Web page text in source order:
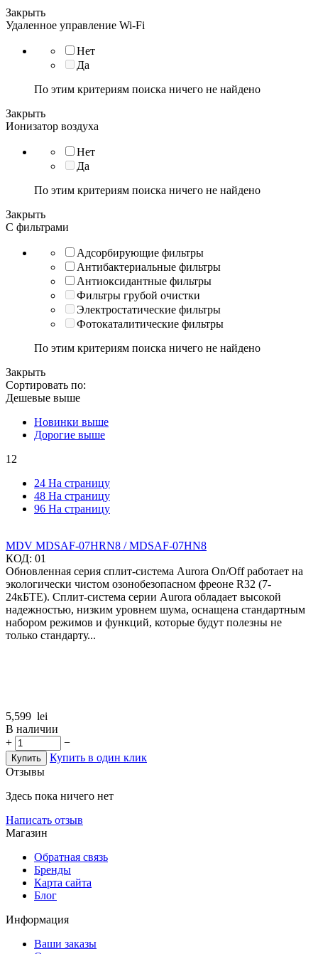
Закрыть
Удаленное управление Wi-Fi
Нет
Да
По этим критериям поиска ничего не найдено
Закрыть
Ионизатор воздуха
Нет
Да
По этим критериям поиска ничего не найдено
Закрыть
С фильтрами
Адсорбирующие фильтры
Антибактериальные фильтры
Антиоксидантные фильтры
Фильтры грубой очистки
Электростатические фильтры
Фотокаталитические фильтры
По этим критериям поиска ничего не найдено
Закрыть
Сортировать по:
Дешевые выше
Новинки выше
Дорогие выше
12
24 На страницу
48 На страницу
96 На страницу
MDV MDSAF-07HRN8 / MDSAF-07HN8
КОД: 01
Обновленная серия сплит-система Aurora On/Off работает на
экологически чистом озонобезопасном фреоне R32 (7-
24кБТЕ). Сплит-система серии Aurora обладает высокой
надежностью, низким уровнем шума, оснащена стандартным
набором режимов и функций, которые будут полезны не
только стандарту...
5,599 lei
В наличии
+
−
Купить
Купить в один клик
Отзывы
Здесь пока ничего нет
Написать отзыв
Магазин
Обратная связь
Бренды
Карта сайта
Блог
Информация
Ваши заказы